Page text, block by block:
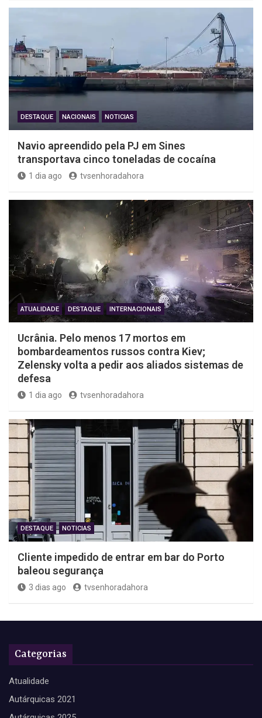
DESTAQUE NACIONAIS NOTICIAS
Navio apreendido pela PJ em Sines
transportava cinco toneladas de cocaína
1 dia ago tvsenhoradahora
ATUALIDADE DESTAQUE INTERNACIONAIS
Ucrânia. Pelo menos 17 mortos em
bombardeamentos russos contra Kiev;
Zelensky volta a pedir aos aliados sistemas de
defesa
1 dia ago tvsenhoradahora
DESTAQUE NOTICIAS
Cliente impedido de entrar em bar do Porto
baleou segurança
3 dias ago tvsenhoradahora
Categorias
Atualidade
Autárquicas 2021